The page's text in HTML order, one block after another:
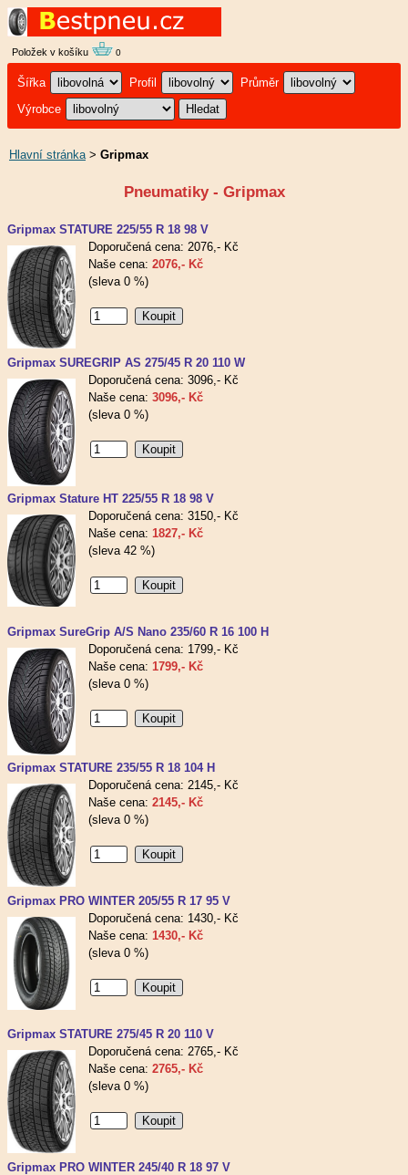
Položek v košíku 0
Šířka Profil
Průměr
Výrobce
Hlavní stránka> Gripmax
Pneumatiky - Gripmax
Gripmax STATURE 225/55 R 18 98 V
Doporučená cena: 2076,- Kč
Naše cena: 2076,- Kč
(sleva 0 %)
Gripmax SUREGRIP AS 275/45 R 20 110 W
Doporučená cena: 3096,- Kč
Naše cena: 3096,- Kč
(sleva 0 %)
Gripmax Stature HT 225/55 R 18 98 V
Doporučená cena: 3150,- Kč
Naše cena: 1827,- Kč
(sleva 42 %)
Gripmax SureGrip A/S Nano 235/60 R 16 100 H
Doporučená cena: 1799,- Kč
Naše cena: 1799,- Kč
(sleva 0 %)
Gripmax STATURE 235/55 R 18 104 H
Doporučená cena: 2145,- Kč
Naše cena: 2145,- Kč
(sleva 0 %)
Gripmax PRO WINTER 205/55 R 17 95 V
Doporučená cena: 1430,- Kč
Naše cena: 1430,- Kč
(sleva 0 %)
Gripmax STATURE 275/45 R 20 110 V
Doporučená cena: 2765,- Kč
Naše cena: 2765,- Kč
(sleva 0 %)
Gripmax PRO WINTER 245/40 R 18 97 V